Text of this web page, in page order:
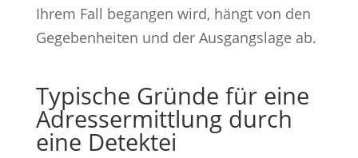
Ihrem Fall begangen wird, hängt von den
Gegebenheiten und der Ausgangslage ab.
Typische Gründe für eine
Adressermittlung durch
eine Detektei